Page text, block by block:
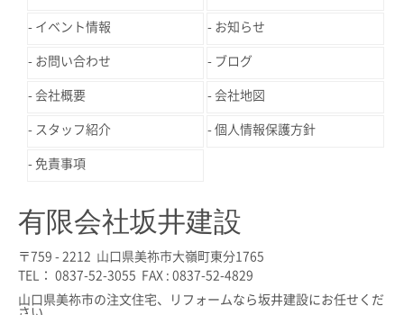
イベント情報 お知らせ
お問い合わせ ブログ
会社概要 会社地図
スタッフ紹介 個人情報保護方針
免責事項
有限会社坂井建設
〒759 - 2212 山口県美祢市大嶺町東分1765
TEL： 0837-52-3055 FAX : 0837-52-4829
山口県美祢市の注文住宅、リフォームなら坂井建設にお任せくだ